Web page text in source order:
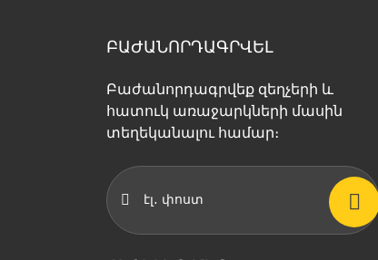
ԲԱԺԱՆՈՐԴԱԳՐՎԵԼ
Բաժանորդագրվեք զեղչերի և
հատուկ առաջարկների մասին
տեղեկանալու համար։